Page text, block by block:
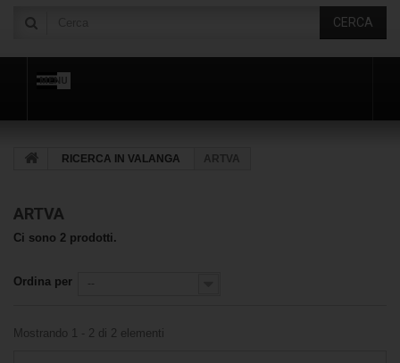
CERCA
MENU
RICERCA IN VALANGA ARTVA
ARTVA
Ci sono 2 prodotti.
Ordina per --
Mostrando 1 - 2 di 2 elementi